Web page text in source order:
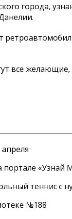
города,
все
«Узнай
теннис с
№188